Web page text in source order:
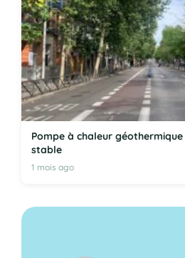
Pompe à chaleur
stable
1 mois ago